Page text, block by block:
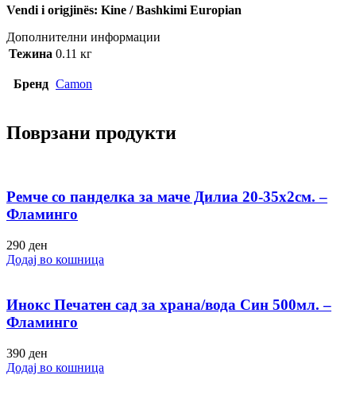
Vendi i origjinës: Kine / Bashkimi Europian
Дополнителни информации
Тежина 0.11 кг
Бренд Camon
Поврзани продукти
Ремче со панделка за маче Дилиа 20-35х2см. –
Фламинго
290 ден
Додај во кошница
Инокс Печатен сад за храна/вода Син 500мл. –
Фламинго
390 ден
Додај во кошница